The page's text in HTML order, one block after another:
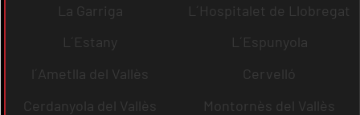
La Garriga
L´Hospitalet de Llobregat
L´Estany
L´Espunyola
l´Ametlla del Vallès
Cervelló
Cerdanyola del Vallès
Montornès del Vallès